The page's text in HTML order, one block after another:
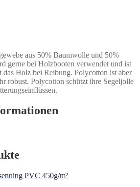
aus 50% Baumwolle und 50%
gerne bei Holzbooten verwendet und ist
das Holz bei Reibung. Polycotton ist aber
robust. Polycotton schützt ihre Segeljolle